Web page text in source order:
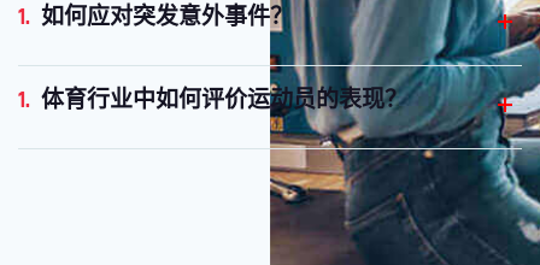
1. 如何应对突发意外事件？
1. 体育行业中如何评价运动员的表现？